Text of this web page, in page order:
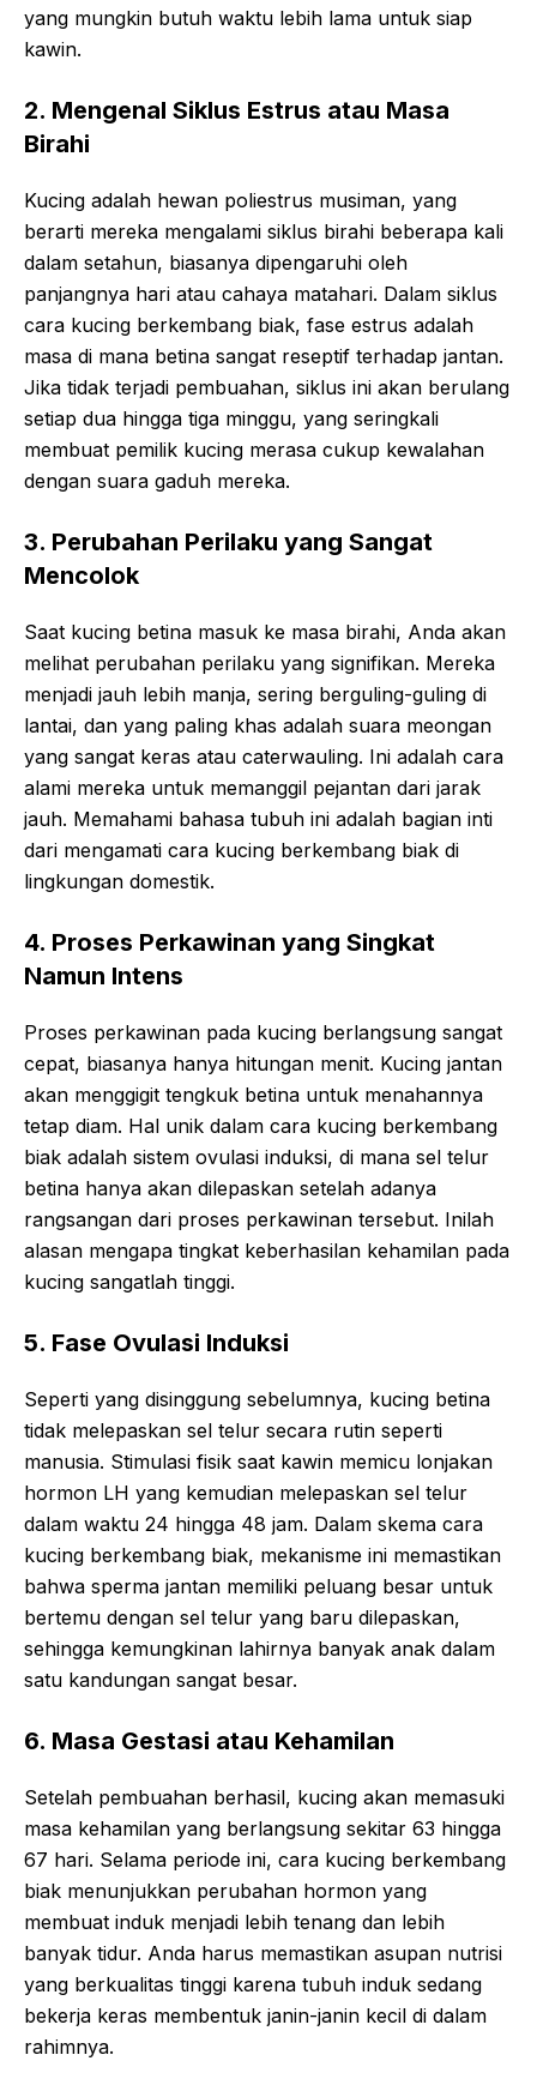
yang mungkin butuh waktu lebih lama untuk siap
kawin.
2. Mengenal Siklus Estrus atau Masa
Birahi
Kucing adalah hewan poliestrus musiman, yang
berarti mereka mengalami siklus birahi beberapa kali
dalam setahun, biasanya dipengaruhi oleh
panjangnya hari atau cahaya matahari. Dalam siklus
cara kucing berkembang biak, fase estrus adalah
masa di mana betina sangat reseptif terhadap jantan.
Jika tidak terjadi pembuahan, siklus ini akan berulang
setiap dua hingga tiga minggu, yang seringkali
membuat pemilik kucing merasa cukup kewalahan
dengan suara gaduh mereka.
3. Perubahan Perilaku yang Sangat
Mencolok
Saat kucing betina masuk ke masa birahi, Anda akan
melihat perubahan perilaku yang signifikan. Mereka
menjadi jauh lebih manja, sering berguling-guling di
lantai, dan yang paling khas adalah suara meongan
yang sangat keras atau caterwauling. Ini adalah cara
alami mereka untuk memanggil pejantan dari jarak
jauh. Memahami bahasa tubuh ini adalah bagian inti
dari mengamati cara kucing berkembang biak di
lingkungan domestik.
4. Proses Perkawinan yang Singkat
Namun Intens
Proses perkawinan pada kucing berlangsung sangat
cepat, biasanya hanya hitungan menit. Kucing jantan
akan menggigit tengkuk betina untuk menahannya
tetap diam. Hal unik dalam cara kucing berkembang
biak adalah sistem ovulasi induksi, di mana sel telur
betina hanya akan dilepaskan setelah adanya
rangsangan dari proses perkawinan tersebut. Inilah
alasan mengapa tingkat keberhasilan kehamilan pada
kucing sangatlah tinggi.
5. Fase Ovulasi Induksi
Seperti yang disinggung sebelumnya, kucing betina
tidak melepaskan sel telur secara rutin seperti
manusia. Stimulasi fisik saat kawin memicu lonjakan
hormon LH yang kemudian melepaskan sel telur
dalam waktu 24 hingga 48 jam. Dalam skema cara
kucing berkembang biak, mekanisme ini memastikan
bahwa sperma jantan memiliki peluang besar untuk
bertemu dengan sel telur yang baru dilepaskan,
sehingga kemungkinan lahirnya banyak anak dalam
satu kandungan sangat besar.
6. Masa Gestasi atau Kehamilan
Setelah pembuahan berhasil, kucing akan memasuki
masa kehamilan yang berlangsung sekitar 63 hingga
67 hari. Selama periode ini, cara kucing berkembang
biak menunjukkan perubahan hormon yang
membuat induk menjadi lebih tenang dan lebih
banyak tidur. Anda harus memastikan asupan nutrisi
yang berkualitas tinggi karena tubuh induk sedang
bekerja keras membentuk janin-janin kecil di dalam
rahimnya.